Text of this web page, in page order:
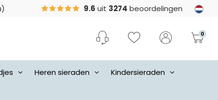
9.6 uit 3274 beoordelingen
0
Heren sieraden Kindersieraden